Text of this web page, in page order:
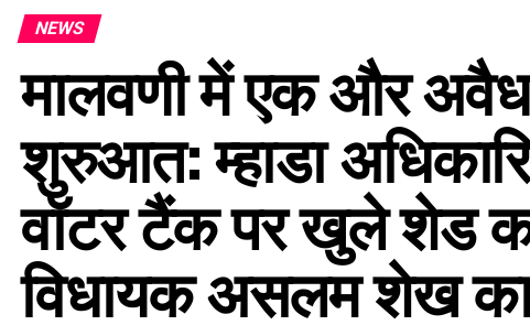
NEWS
मालवणी में एक और अवैध
शुरुआत: म्हाडा
वॉटर टैंक पर खुले शेड
विधायक असलम शेख